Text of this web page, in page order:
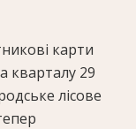
карти
кварталу 29
лісове